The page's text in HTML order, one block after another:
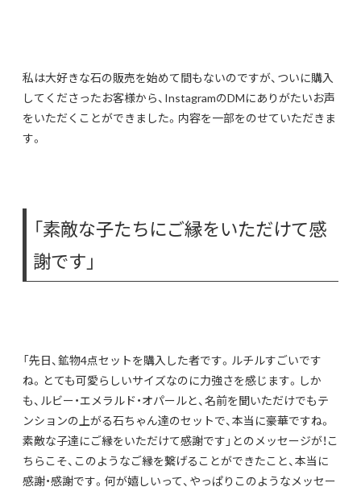
私は大好きな石の販売を始めて間もないのですが、ついに購入
してくださったお客様から、InstagramのDMにありがたいお声
をいただくことができました。内容を一部をのせていただきま
す。
「素敵な子たちにご縁をいただけて感
謝です」
「先日、鉱物4点セットを購入した者です。ルチルすごいです
ね。とても可愛らしいサイズなのに力強さを感じます。しか
も、ルビー・エメラルド・オパールと、名前を聞いただけでもテ
ンションの上がる石ちゃん達のセットで、本当に豪華ですね。
素敵な子達にご縁をいただけて感謝です」とのメッセージが！こ
ちらこそ、このようなご縁を繋げることができたこと、本当に
感謝・感謝です。何が嬉しいって、やっぱりこのようなメッセー